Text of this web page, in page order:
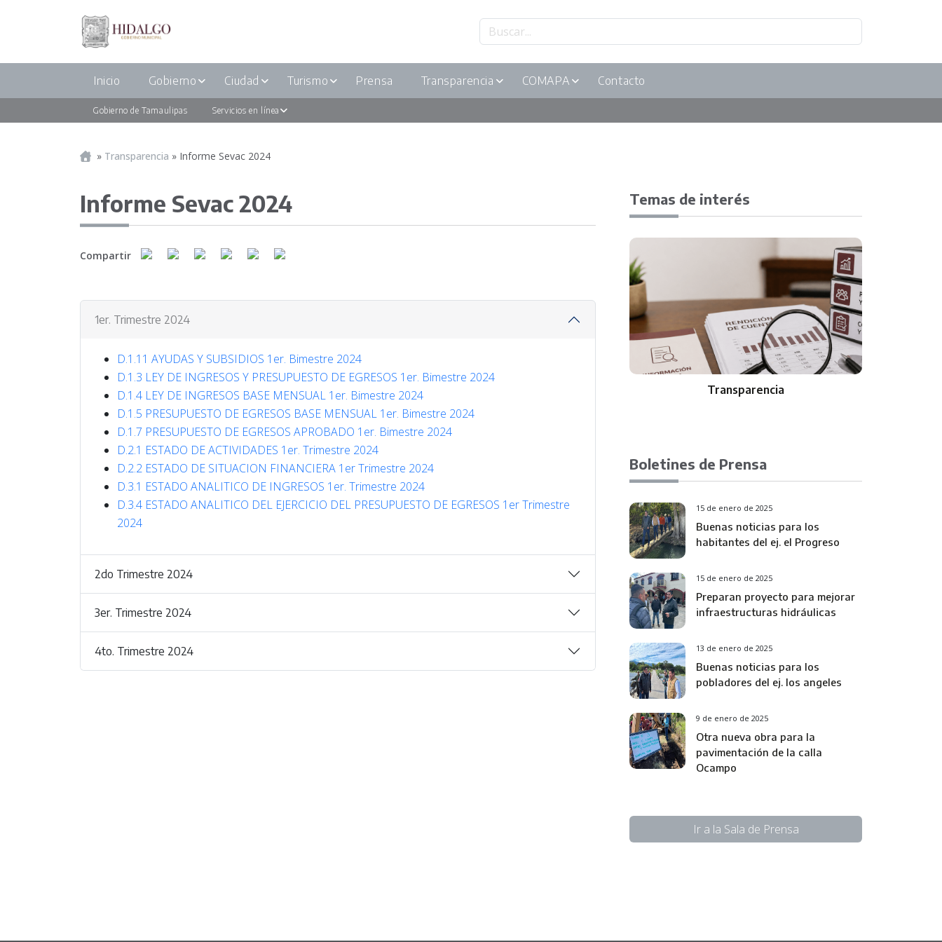
Inicio Gobierno Ciudad Turismo Prensa Transparencia COMAPA Contacto
Gobierno de Tamaulipas Servicios en línea
Portada
» Transparencia » Informe Sevac 2024
Informe Sevac 2024
Compartir
1er. Trimestre 2024
D.1.11 AYUDAS Y SUBSIDIOS 1er. Bimestre 2024
D.1.3 LEY DE INGRESOS Y PRESUPUESTO DE EGRESOS 1er. Bimestre 2024
D.1.4 LEY DE INGRESOS BASE MENSUAL 1er. Bimestre 2024
D.1.5 PRESUPUESTO DE EGRESOS BASE MENSUAL 1er. Bimestre 2024
D.1.7 PRESUPUESTO DE EGRESOS APROBADO 1er. Bimestre 2024
D.2.1 ESTADO DE ACTIVIDADES 1er. Trimestre 2024
D.2.2 ESTADO DE SITUACION FINANCIERA 1er Trimestre 2024
D.3.1 ESTADO ANALITICO DE INGRESOS 1er. Trimestre 2024
D.3.4 ESTADO ANALITICO DEL EJERCICIO DEL PRESUPUESTO DE EGRESOS 1er Trimestre
2024
2do Trimestre 2024
3er. Trimestre 2024
4to. Trimestre 2024
Temas de interés
Transparencia
Boletines de Prensa
15 de enero de 2025
Buenas noticias para los
habitantes del ej. el Progreso
15 de enero de 2025
Preparan proyecto para mejorar
infraestructuras hidráulicas
13 de enero de 2025
Buenas noticias para los
pobladores del ej. los angeles
9 de enero de 2025
Otra nueva obra para la
pavimentación de la calla
Ocampo
Ir a la Sala de Prensa